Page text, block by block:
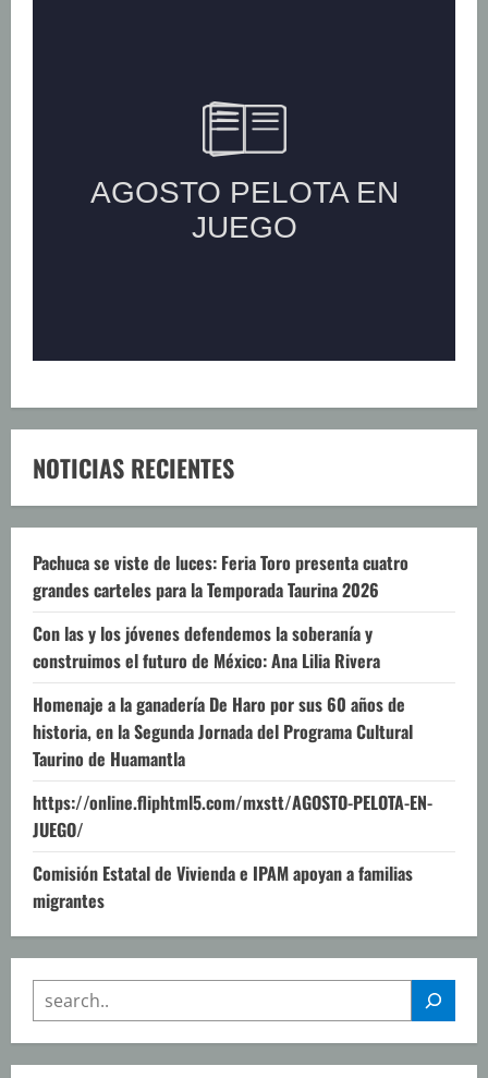
NOTICIAS RECIENTES
Pachuca se viste de luces: Feria Toro presenta cuatro
grandes carteles para la Temporada Taurina 2026
Con las y los jóvenes defendemos la soberanía y
construimos el futuro de México: Ana Lilia Rivera
Homenaje a la ganadería De Haro por sus 60 años de
historia, en la Segunda Jornada del Programa Cultural
Taurino de Huamantla
https://online.fliphtml5.com/mxstt/AGOSTO-PELOTA-EN-
JUEGO/
Comisión Estatal de Vivienda e IPAM apoyan a familias
migrantes